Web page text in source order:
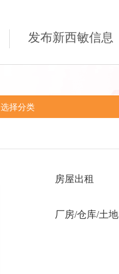
发布新西敏信息
选择分类
房屋出租
厂房/仓库/土地